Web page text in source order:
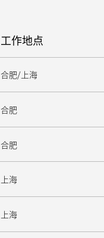
工作地点
合肥/上海
合肥
合肥
上海
上海